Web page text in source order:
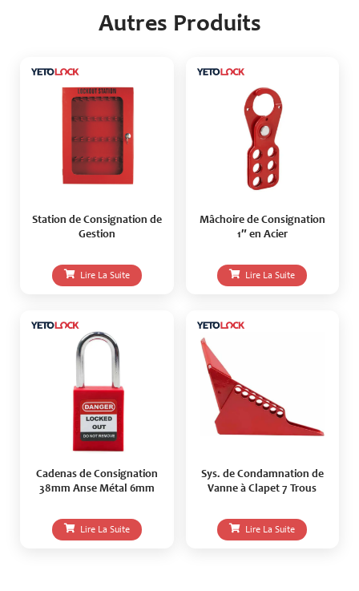
Autres Produits
Station de Consignation de
Gestion
Lire La Suite
Mâchoire de Consignation
1″ en Acier
Lire La Suite
Cadenas de Consignation
38mm Anse Métal 6mm
Lire La Suite
Sys. de Condamnation de
Vanne à Clapet 7 Trous
Lire La Suite